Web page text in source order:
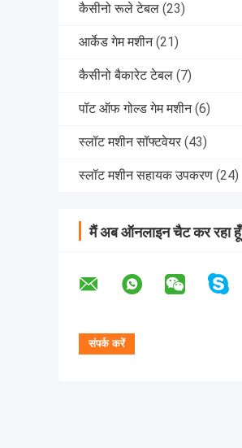
कैसीनो रूले टेबल (23)
आर्केड गेम मशीन (21)
कैसीनो बैकारेट टेबल (7)
पॉट ऑफ गोल्ड गेम मशीन (6)
स्लॉट मशीन सॉफ्टवेयर (43)
स्लॉट मशीन सहायक उपकरण (24)
मैं अब ऑनलाइन चैट कर रहा हूँ